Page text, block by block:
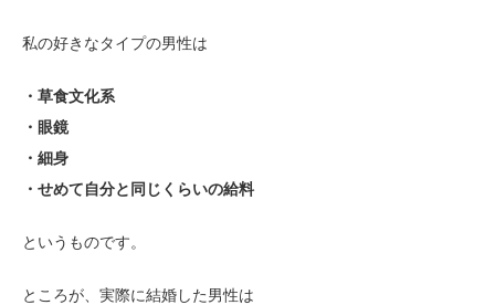
私の好きなタイプの男性は
・草食文化系
・眼鏡
・細身
・せめて自分と同じくらいの給料
というものです。
ところが、実際に結婚した男性は